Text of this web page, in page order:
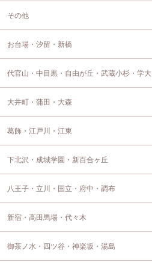
その他
お台場・汐留・新橋
代官山・中目黒・自由が丘・武蔵小杉・学大
大井町・蒲田・大森
葛飾・江戸川・江東
下北沢・成城学園・新百合ヶ丘
八王子・立川・国立・府中・調布
新宿・高田馬場・代々木
御茶ノ水・四ツ谷・神楽坂・湯島